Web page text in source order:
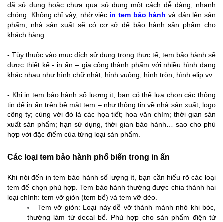
đã sử dụng hoặc chưa qua sử dụng một cách dễ dàng, nhanh
chóng. Không chỉ vậy, nhờ việc in tem bảo hành và dán lên sản
phẩm, nhà sản xuất sẽ có cơ sở để bảo hành sản phẩm cho
khách hàng.
- Tùy thuộc vào mục đích sử dụng trong thực tế, tem bảo hành sẽ
được thiết kế - in ấn – gia công thành phẩm với nhiều hình dạng
khác nhau như hình chữ nhật, hình vuông, hình tròn, hình elip.vv..
- Khi in tem bảo hành số lượng ít, bạn có thể lựa chọn các thông
tin để in ấn trên bề mặt tem – như thông tin về nhà sản xuất; logo
công ty; cùng với đó là các họa tiết; hoa văn chìm; thời gian sản
xuất sản phẩm; hạn sử dụng, thời gian bảo hành… sao cho phù
hợp với đặc điểm của từng loại sản phẩm.
Các loại tem bảo hành phổ biến trong in ấn
Khi nói đến in tem bảo hành số lượng ít, bạn cần hiểu rõ các loại
tem để chọn phù hợp. Tem bảo hành thường được chia thành hai
loại chính: tem vỡ giòn (tem bể) và tem vỡ dẻo.
Tem vỡ giòn: Loại này dễ vỡ thành mảnh nhỏ khi bóc,
thường làm từ decal bể. Phù hợp cho sản phẩm điện tử